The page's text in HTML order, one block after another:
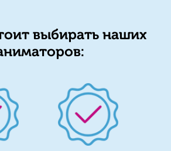
выбирать наших